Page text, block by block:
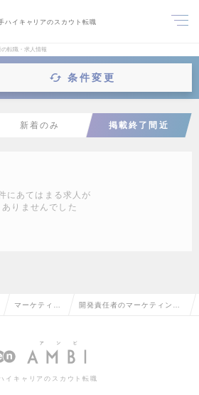
ハイキャリアのスカウト転職
転職・求人情報
条件変更
新着のみ 掲載終了間近
にあてはまる求人が
ありませんでした
マーケティン 開発責任者のマーケティング
情報一覧
イキャリアのスカウト転職